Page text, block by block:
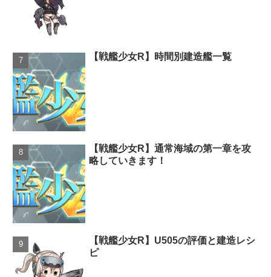
【戦艦少女R】時間別建造艦一覧
【戦艦少女R】通常海域の第一章を攻
略していきます！
【戦艦少女R】U505の評価と建造レシ
ピ